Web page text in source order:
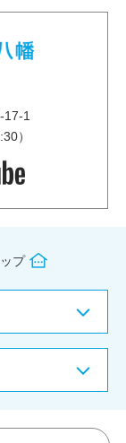
17-1
）
プ